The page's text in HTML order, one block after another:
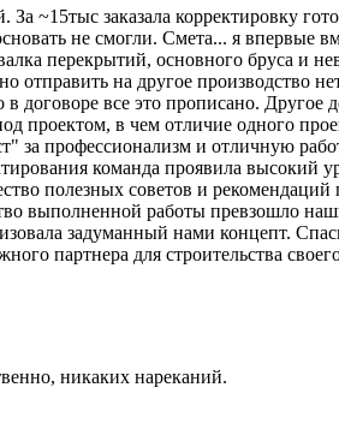
За ~15тыс заказала корректировку
не смогли. Смета... я впервые
перекрытий, основного бруса и
на другое производство
в договоре все это прописано.
проектом, в чем отличие одного
за профессионализм и отличную
команда проявила
полезных советов и
выполненной работы превзошло
задуманный нами концепт.
партнера для строительства
никаких нареканий.